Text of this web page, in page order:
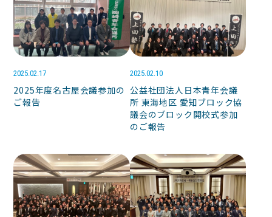
2025.02.17
2025年度名古屋会議参加の
ご報告
2025.02.10
公益社団法人日本青年会議
所 東海地区 愛知ブロック協
議会のブロック開校式参加
のご報告